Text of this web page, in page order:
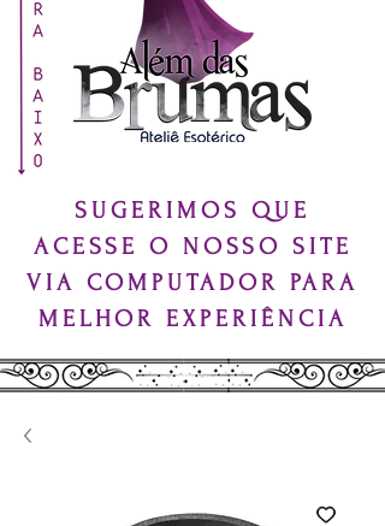
SUGERIMOS QUE
ACESSE O NOSSO SITE
VIA COMPUTADOR PARA
MELHOR EXPERIÊNCIA